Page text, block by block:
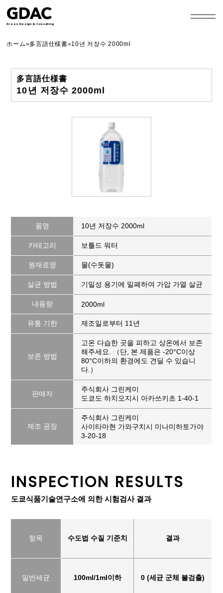
GDAC
Green Design & Consulting
ホーム>多言語仕様書>10년 저장수 2000ml
多言語仕様書
10년 저장수 2000ml
품명 10년 저장수 2000ml
카테고리 보틀드 워터
원재료명 물(수돗물)
살균 방법 기밀성 용기에 밀폐하여 가압 가열 살균
내용량 2000ml
유통 기한 제조일로부터 11년
보존 방법
고온 다습한 곳을 피하고 상온에서 보존
해주세요. （단, 본 제품은 -20°C이상
80°C이하의 환경에도 견딜 수 있습니
다.）
판매자
주식회사 그린케미
도쿄도 하치오지시 아카쓰키초 1-40-1
제조 공장
주식회사 그린케미
사이타마현 가와구치시 미나미하토가야
3-20-18
INSPECTION RESULTS
도쿄식품기술연구소에 의한 시험검사 결과
항목 수도법 수질 기준치 결과
일반세균 100ml/1ml이하 0 (세균 군체 불검출)